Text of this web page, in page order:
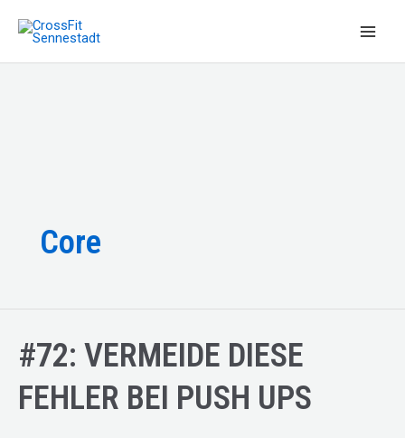
Inhalt
springen
Core
#72: VERMEIDE DIESE
FEHLER BEI PUSH UPS